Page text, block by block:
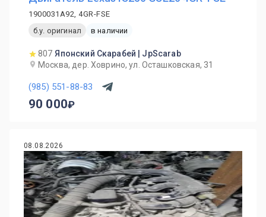
1900031A92, 4GR-FSE
б.у. оригинал
в наличии
807 Японский Скарабей | JpScarab
Москва, дер. Ховрино, ул. Осташковская, 31
(985) 551-88-83
90 000
08.08.2026